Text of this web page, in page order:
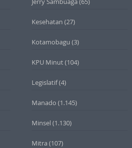
Kesehatan (27)
Kotamobagu (3)
KPU Minut(104)
Legislatif(4)
Manado (1.145)
Minsel (1.130)
Mitra (107)